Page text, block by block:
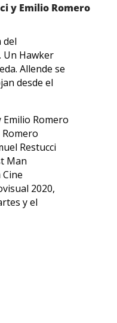
y Emilio Romero
del
Un Hawker
Allende se
desde el
Emilio Romero
Restucci
Man
2020,
y el